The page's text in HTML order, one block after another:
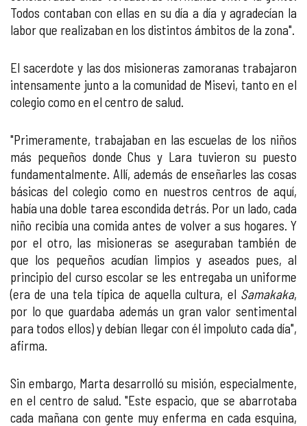
Todos contaban con ellas en su día a día y agradecían la
labor que realizaban en los distintos ámbitos de la zona".
El sacerdote y las dos misioneras zamoranas trabajaron
intensamente junto a la comunidad de Misevi, tanto en el
colegio como en el centro de salud.
"Primeramente, trabajaban en las escuelas de los niños
más pequeños donde Chus y Lara tuvieron su puesto
fundamentalmente. Allí, además de enseñarles las cosas
básicas del colegio como en nuestros centros de aquí,
había una doble tarea escondida detrás. Por un lado, cada
niño recibía una comida antes de volver a sus hogares. Y
por el otro, las misioneras se aseguraban también de
que los pequeños acudían limpios y aseados pues, al
principio del curso escolar se les entregaba un uniforme
(era de una tela típica de aquella cultura, el Samakaka,
por lo que guardaba además un gran valor sentimental
para todos ellos) y debían llegar con él impoluto cada día",
afirma.
Sin embargo, Marta desarrolló su misión, especialmente,
en el centro de salud. "Este espacio, que se abarrotaba
cada mañana con gente muy enferma en cada esquina,